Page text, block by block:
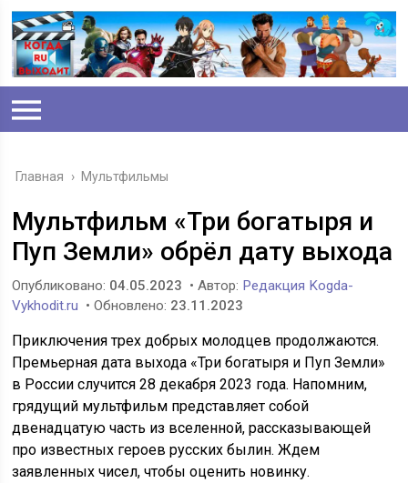
Главная › Мультфильмы
Мультфильм «Три богатыря и
Пуп Земли» обрёл дату выхода
Опубликовано: 04.05.2023 • Автор: Редакция Kogda-
Vykhodit.ru • Обновлено: 23.11.2023
Приключения трех добрых молодцев продолжаются.
Премьерная дата выхода «Три богатыря и Пуп Земли»
в России случится 28 декабря 2023 года. Напомним,
грядущий мультфильм представляет собой
двенадцатую часть из вселенной, рассказывающей
про известных героев русских былин. Ждем
заявленных чисел, чтобы оценить новинку.